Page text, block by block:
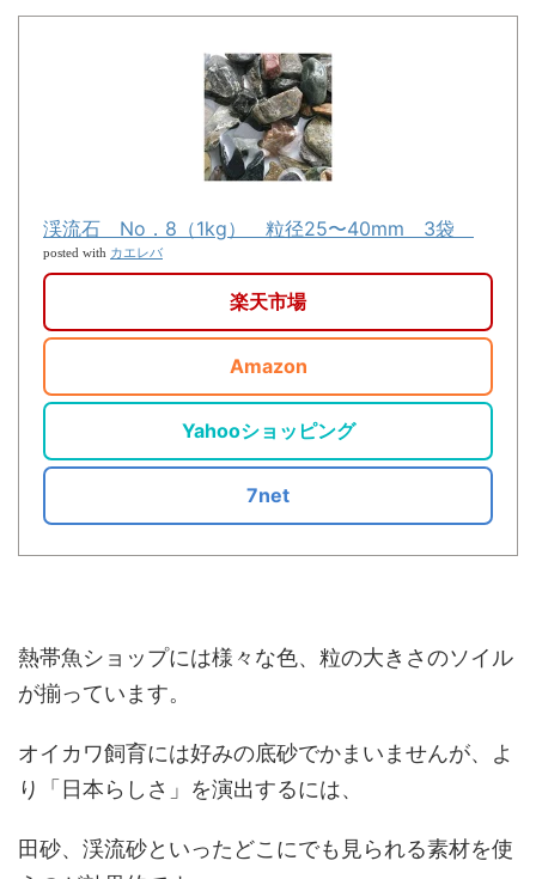
渓流石 No．8（1kg） 粒径25〜40mm 3袋
posted with カエレバ
楽天市場
Amazon
Yahooショッピング
7net
熱帯魚ショップには様々な色、粒の大きさのソイル
が揃っています。
オイカワ飼育には好みの底砂でかまいませんが、よ
り「日本らしさ」を演出するには、
田砂、渓流砂といったどこにでも見られる素材を使